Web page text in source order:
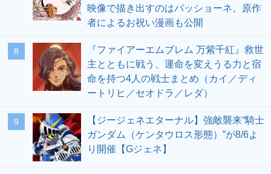
映像で描き出すのはパッショーネ。原作
者によるお祝い漫画も公開
8
『ファイアーエムブレム 万紫千紅』救世
主とともに戦う、運命を変えうる力と宿
命を持つ4人の戦士まとめ（カイ／ディ
ートリヒ／セオドラ／レダ）
9
【ジージェネエターナル】強敵襲来“騎士
ガンダム（ケンタウロス形態）”が8/6よ
り開催【Gジェネ】